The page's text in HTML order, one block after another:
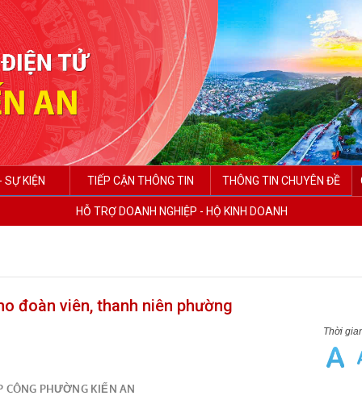
SỰ KIỆN TIẾP CẬN THÔNG TIN THÔNG TIN CHUYÊN ĐỀ
HỖ TRỢ DOANH NGHIỆP - HỘ KINH DOANH
đoàn viên, thanh niên phường